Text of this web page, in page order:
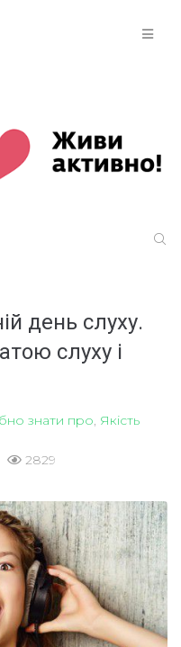
день слуху.
слуху і
знати про Якість
2829